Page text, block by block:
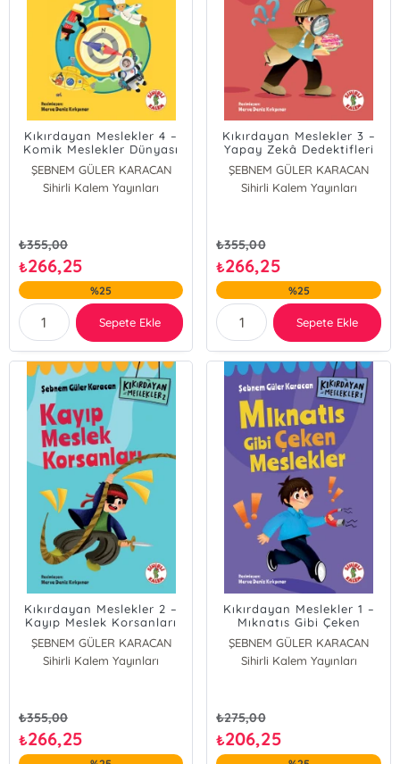
Kıkırdayan Meslekler 4 –
Komik Meslekler Dünyası
ŞEBNEM GÜLER KARACAN
Sihirli Kalem Yayınları
₺355,00
₺266,25
%25
Sepete Ekle
Kıkırdayan Meslekler 3 –
Yapay Zekâ Dedektifleri
ŞEBNEM GÜLER KARACAN
Sihirli Kalem Yayınları
₺355,00
₺266,25
%25
Sepete Ekle
Kıkırdayan Meslekler 2 –
Kayıp Meslek Korsanları
ŞEBNEM GÜLER KARACAN
Sihirli Kalem Yayınları
₺355,00
₺266,25
Kıkırdayan Meslekler 1 –
Mıknatıs Gibi Çeken
Meslekler
ŞEBNEM GÜLER KARACAN
Sihirli Kalem Yayınları
₺275,00
₺206,25